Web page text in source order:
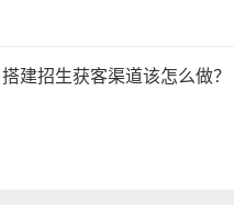
建招生获客渠道该怎么做？